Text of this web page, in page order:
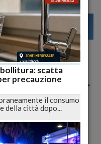
29 31
2023 09:57
finora nella capitale dove
a mantenere
sono avvenute a
manifestato, alcune col
"odiamo la polizia".
scatta
precauzione
il consumo
città dopo...